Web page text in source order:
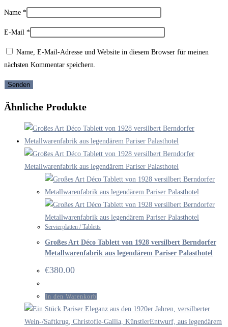
Name *
E-Mail *
Name, E-Mail-Adresse und Website in diesem Browser für meinen
nächsten Kommentar speichern.
Ähnliche Produkte
Servierplatten / Tabletts
Großes Art Déco Tablett von 1928 versilbert Berndorfer
Metallwarenfabrik aus legendärem Pariser Palasthotel
€380.00
In den Warenkorb